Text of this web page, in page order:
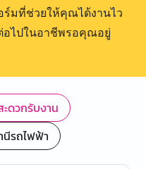
มที่ช่วยให้คุณได้งานไว
อไปในอาชีพรอคุณอยู่
ดวกรับงาน
นีรถไฟฟ้า